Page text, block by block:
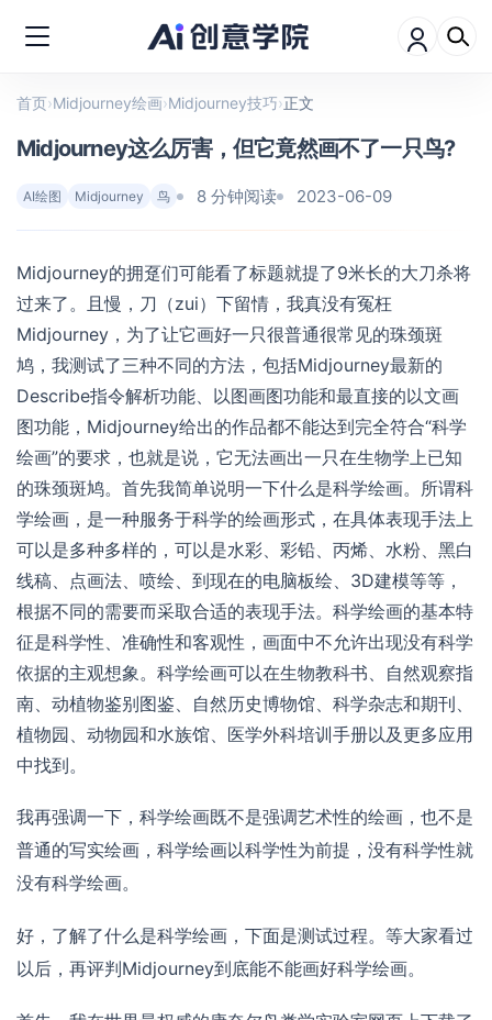
首页›Midjourney绘画›Midjourney技巧›正文
Midjourney这么厉害，但它竟然画不了一只鸟?
AI绘图 Midjourney 鸟 8 分钟阅读 2023-06-09
Midjourney的拥趸们可能看了标题就提了9米长的大刀杀将
过来了。且慢，刀（zui）下留情，我真没有冤枉
Midjourney，为了让它画好一只很普通很常见的珠颈斑
鸠，我测试了三种不同的方法，包括Midjourney最新的
Describe指令解析功能、以图画图功能和最直接的以文画
图功能，Midjourney给出的作品都不能达到完全符合“科学
绘画”的要求，也就是说，它无法画出一只在生物学上已知
的珠颈斑鸠。首先我简单说明一下什么是科学绘画。所谓科
学绘画，是一种服务于科学的绘画形式，在具体表现手法上
可以是多种多样的，可以是水彩、彩铅、丙烯、水粉、黑白
线稿、点画法、喷绘、到现在的电脑板绘、3D建模等等，
根据不同的需要而采取合适的表现手法。科学绘画的基本特
征是科学性、准确性和客观性，画面中不允许出现没有科学
依据的主观想象。科学绘画可以在生物教科书、自然观察指
南、动植物鉴别图鉴、自然历史博物馆、科学杂志和期刊、
植物园、动物园和水族馆、医学外科培训手册以及更多应用
中找到。
我再强调一下，科学绘画既不是强调艺术性的绘画，也不是
普通的写实绘画，科学绘画以科学性为前提，没有科学性就
没有科学绘画。
好，了解了什么是科学绘画，下面是测试过程。等大家看过
以后，再评判Midjourney到底能不能画好科学绘画。